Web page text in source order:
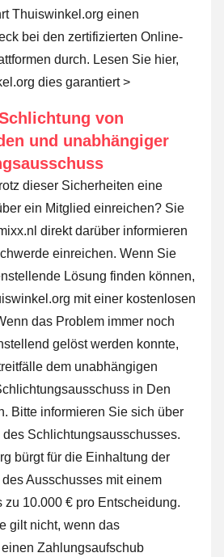
Thuiswinkel.org einen
bei den zertifizierten Online-
durch. Lesen Sie hier,
dies garantiert >
von
und unabhängiger
dieser Sicherheiten eine
ein Mitglied einreichen? Sie
direkt darüber informieren
einreichen. Wenn Sie
Lösung finden können,
mit einer kostenlosen
das Problem immer noch
gelöst werden konnte,
dem unabhängigen
in Den
Bitte informieren Sie sich über
des Schlichtungsausschusses.
bürgt für die Einhaltung der
Ausschusses mit einem
zu 10.000 € pro Entscheidung.
gilt nicht, wenn das
Zahlungsaufschub